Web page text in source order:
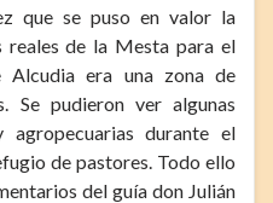
que se puso en valor la
reales de la Mesta para el
Alcudia era una zona de
Se pudieron ver algunas
agropecuarias durante el
de pastores. Todo ello
del guía don Julián